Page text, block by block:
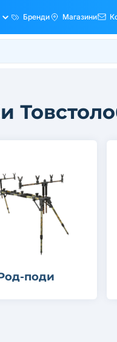
Бренди Магазини
поди